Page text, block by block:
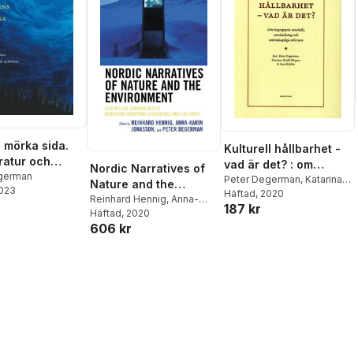
mörka sida.
och
Nordic Narratives of
Nature and the
Environment
Reinhard Hennig, Anna-
Karin Jonasson
Degerman
Häftad, 2020
606 kr
Kulturell hållbarhet -
vad är det? : om
begreppets innehåll,
användning och
vetenskapliga
Peter Degerman, Katarina
Giritli Nygren
Häftad, 2020
187 kr